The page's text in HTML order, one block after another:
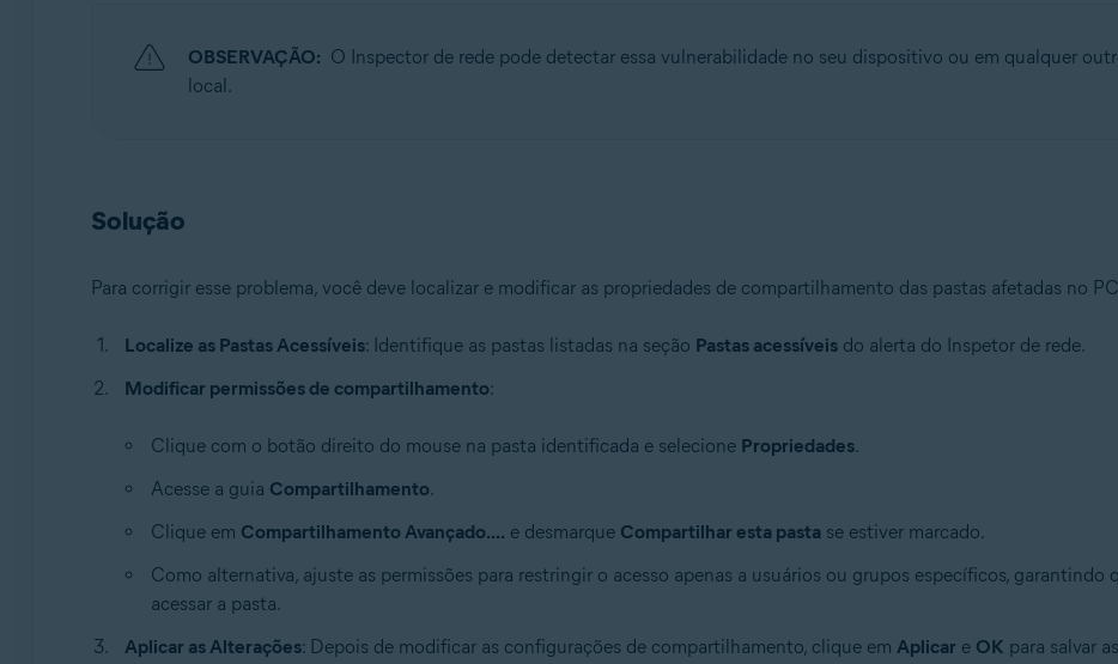
OBSERVAÇÃO: O Inspector de rede pode detectar essa vulnerabilidade no seu dispositivo ou em qualquer
local.
Solução
Para corrigir esse problema, você deve localizar e modificar as propriedades de compartilhamento das pastas afetadas no
Localize as Pastas Acessíveis: Identifique as pastas listadas na seção Pastas acessíveisdo alerta do Inspetor de rede.
Modificar permissões de compartilhamento:
Clique com o botão direito do mouse na pasta identificada e selecione Propriedades.
Acesse a guia Compartilhamento.
Clique em Compartilhamento Avançado.... e desmarque Compartilhar esta pastase estiver marcado.
Como alternativa, ajuste as permissões para restringir o acesso apenas a usuários ou grupos específicos, garantindo
acessar a pasta.
Aplicar as Alterações: Depois de modificar as configurações de compartilhamento, clique em Aplicar e OK para salvar